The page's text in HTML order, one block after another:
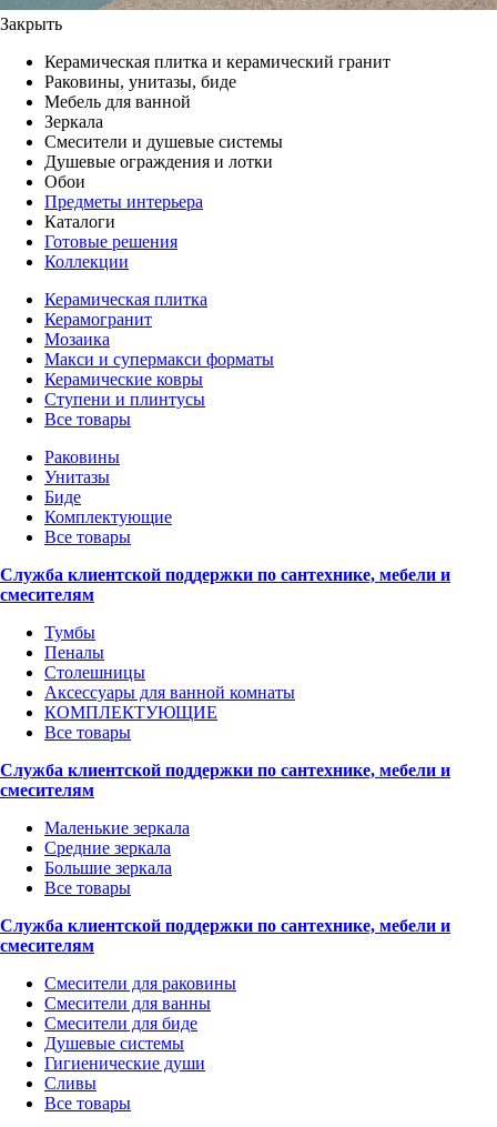
Закрыть
Керамическая плитка и керамический гранит
Раковины, унитазы, биде
Мебель для ванной
Зеркала
Смесители и душевые системы
Душевые ограждения и лотки
Обои
Предметы интерьера
Каталоги
Готовые решения
Коллекции
Керамическая плитка
Керамогранит
Мозаика
Макси и супермакси форматы
Керамические ковры
Ступени и плинтусы
Все товары
Раковины
Унитазы
Биде
Комплектующие
Все товары
Служба клиентской поддержки по сантехнике, мебели и
смесителям
Тумбы
Пеналы
Столешницы
Аксессуары для ванной комнаты
КОМПЛЕКТУЮЩИЕ
Все товары
Служба клиентской поддержки по сантехнике, мебели и
смесителям
Маленькие зеркала
Средние зеркала
Большие зеркала
Все товары
Служба клиентской поддержки по сантехнике, мебели и
смесителям
Смесители для раковины
Смесители для ванны
Смесители для биде
Душевые системы
Гигиенические души
Сливы
Все товары